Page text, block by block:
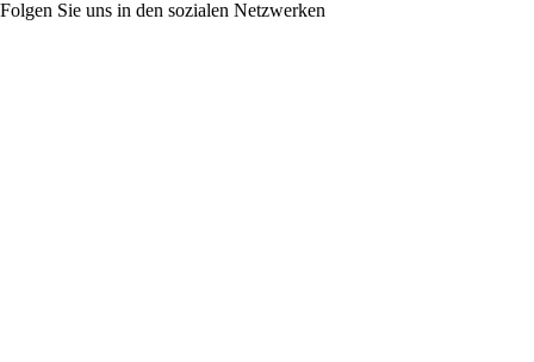
Folgen Sie uns in den sozialen Netzwerken